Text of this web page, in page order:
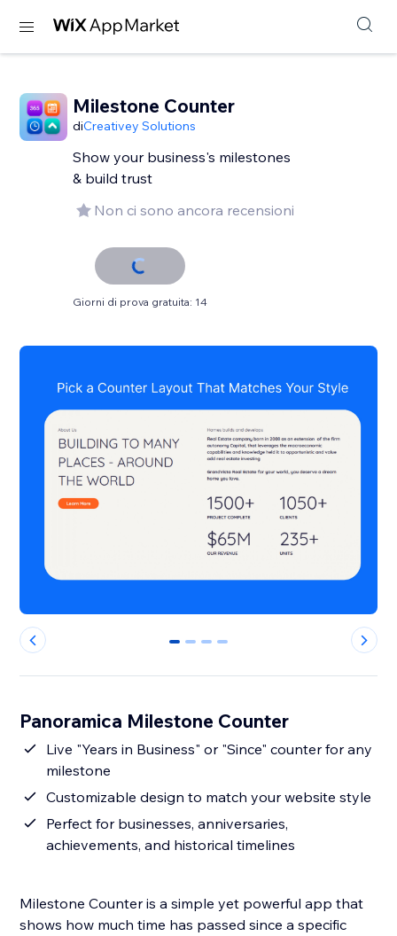
Milestone Counter
diCreativey Solutions
Show your business's milestones
& build trust
Non ci sono ancora recensioni
Giorni di prova gratuita: 14
0 1 2 3
Panoramica Milestone Counter
Live "Years in Business" or "Since" counter for any
milestone
Customizable design to match your website style
Perfect for businesses, anniversaries,
achievements, and historical timelines
Milestone Counter is a simple yet powerful app that
shows how much time has passed since a specific